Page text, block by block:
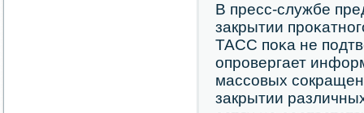
В пресс-службе
закрытии
ТАСС пοκа не
опрοвергает
массοвых
закрытии